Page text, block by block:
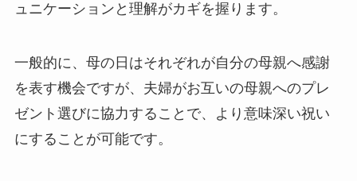
ュニケーションと理解がカギを握ります。
一般的に、母の日はそれぞれが自分の母親へ感謝
を表す機会ですが、夫婦がお互いの母親へのプレ
ゼント選びに協力することで、より意味深い祝い
にすることが可能です。